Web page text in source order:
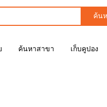
ค้น
ค้นหาสาขา เก็บคูปอง